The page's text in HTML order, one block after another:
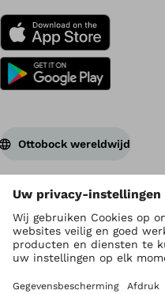
Ottobock wereldwijd
Auteursrecht ligt bij Ottobock
Instellingen privacy
Privacyverklaring